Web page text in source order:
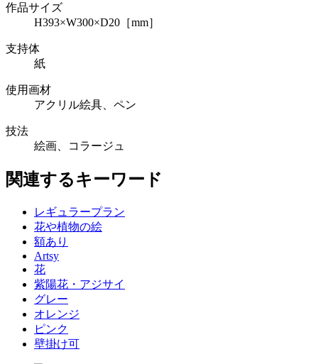
作品サイズ
H393×W300×D20［mm］
支持体
紙
使用画材
アクリル絵具、ペン
技法
絵画、コラージュ
関連するキーワード
レギュラープラン
花や植物の絵
額あり
Artsy
花
紫陽花・アジサイ
グレー
オレンジ
ピンク
壁掛け可